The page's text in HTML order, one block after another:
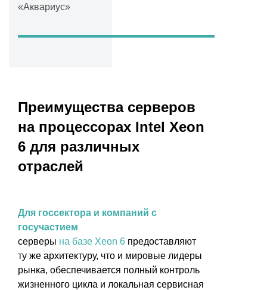
«Аквариус»
Преимущества серверов
на процессорах Intel Xeon
6 для различных
отраслей
Для госсектора и компаний с
госучастием
серверы на базе Xeon 6 предоставляют
ту же архитектуру, что и мировые лидеры
рынка, обеспечивается полный контроль
жизненного цикла и локальная сервисная